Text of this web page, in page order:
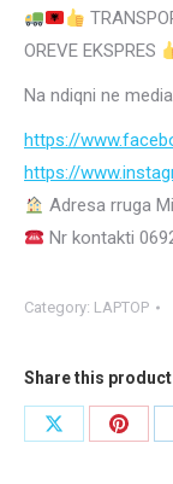
OREVE EKSPRES
Na ndiqni ne
https://
https://
Adresa rruga
Nr kontakti
Category: LAPTOP
Share this product
Share
Share